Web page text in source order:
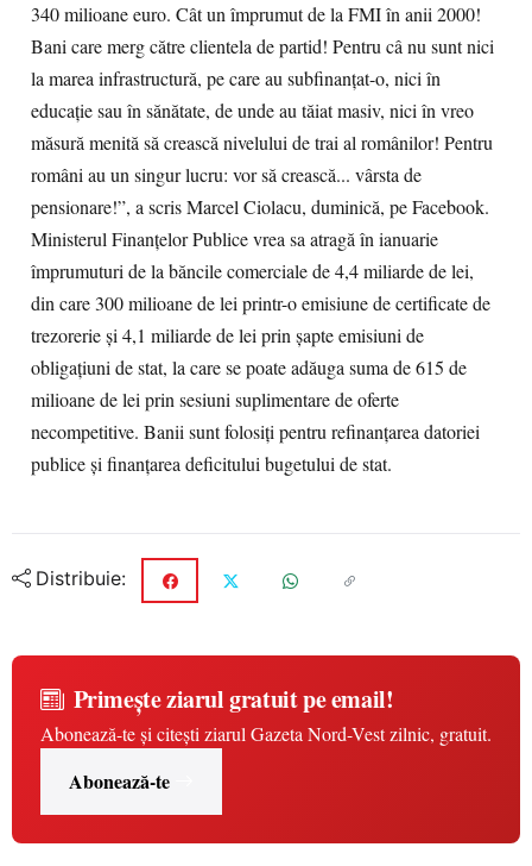
340 milioane euro. Cât un împrumut de la FMI în anii 2000!
Bani care merg către clientela de partid! Pentru câ nu sunt nici
la marea infrastructură, pe care au subfinanțat-o, nici în
educație sau în sănătate, de unde au tăiat masiv, nici în vreo
măsură menită să crească nivelului de trai al românilor! Pentru
români au un singur lucru: vor să crească... vârsta de
pensionare!”, a scris Marcel Ciolacu, duminică, pe Facebook.
Ministerul Finanţelor Publice vrea sa atragă în ianuarie
împrumuturi de la băncile comerciale de 4,4 miliarde de lei,
din care 300 milioane de lei printr-o emisiune de certificate de
trezorerie şi 4,1 miliarde de lei prin şapte emisiuni de
obligaţiuni de stat, la care se poate adăuga suma de 615 de
milioane de lei prin sesiuni suplimentare de oferte
necompetitive. Banii sunt folosiţi pentru refinanţarea datoriei
publice şi finanţarea deficitului bugetului de stat.
Distribuie:
Primește ziarul gratuit pe email!
Abonează-te și citești ziarul Gazeta Nord-Vest zilnic, gratuit.
Abonează-te